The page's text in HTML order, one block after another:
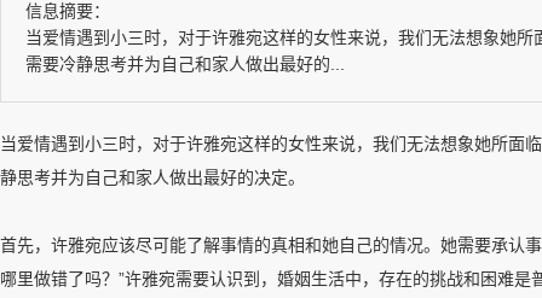
信息摘要：
当爱情遇到小三时，对于许雅宛这样的女性来说，我们无法想象她
需要冷静思考并为自己和家人做出最好的...
当爱情遇到小三时，对于许雅宛这样的女性来说，我们无法想象她所
静思考并为自己和家人做出最好的决定。
首先，许雅宛应该尽可能了解事情的真相和她自己的情况。她需要承认
哪里做错了吗？”许雅宛需要认识到，婚姻生活中，存在的挑战和困难